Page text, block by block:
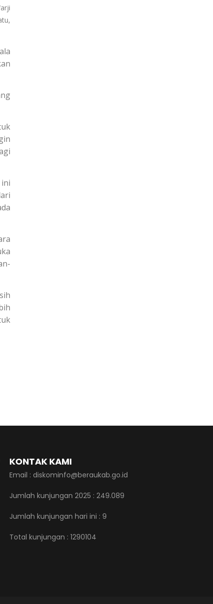
KONTAK KAMI
Email : diskominfo@beraukab.go.id
Jumlah kunjungan 2025 : 249.089
Jumlah kunjungan hari ini : 9
Total kunjungan : 1290104